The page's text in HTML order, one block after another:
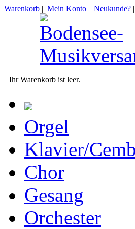
Warenkorb | Mein Konto | Neukunde? |
Ihr Warenkorb ist leer.
Orgel
Klavier/
Chor
Gesang
Orchester